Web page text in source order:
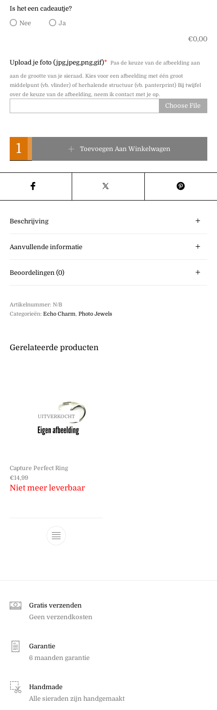
Is het een cadeautje?
Nee
Ja
€0,00
Upload je foto (jpg,jpeg,png,gif)* Pas de keuze van de afbeelding aan
aan de grootte van je sieraad. Kies voor een afbeelding met één groot
middelpunt (vb. vlinder) of herhalende structuur (vb. panterprint) Bij twijfel
over de keuze van de afbeelding, neem ik contact met je op.
Choose File
Toevoegen Aan Winkelwagen
Beschrijving
Aanvullende informatie
Beoordelingen (0)
Artikelnummer:N/B
Categorieën:Echo Charm,Photo Jewels
Gerelateerde producten
UITVERKOCHT
Capture Perfect Ring
€14,99
Niet meer leverbaar
Dit product heeft meerdere variaties.
Gratis verzenden
Geen verzendkosten
Garantie
6 maanden garantie
Handmade
Alle sieraden zijn handgemaakt